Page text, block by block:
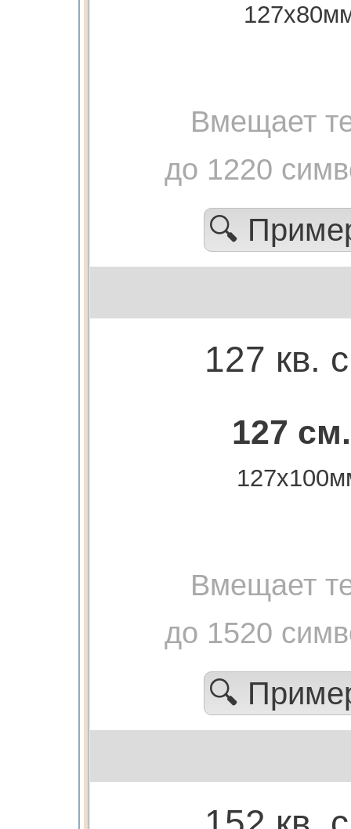
Вмещает
до 1220
🔍
127 кв.
127 см.
Вмещает
до 1520
🔍